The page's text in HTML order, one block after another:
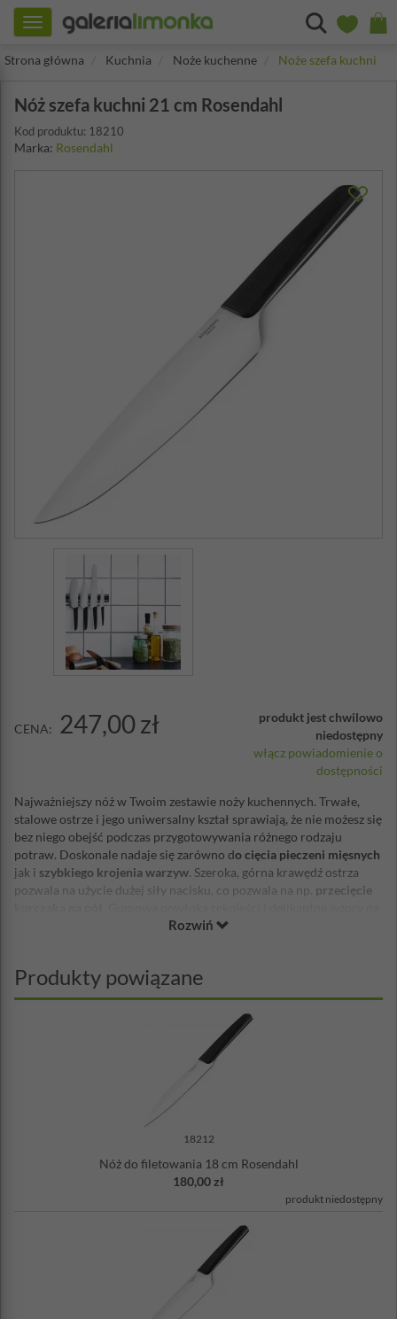
Toggle
navigation
Strona główna
Kuchnia Noże kuchenne Noże szefa kuchni
Nóż szefa kuchni 21 cm Rosendahl
Kod produktu: 18210
Marka: Rosendahl
CENA: 247,00 zł
produkt jest chwilowo
niedostępny
włącz powiadomienie o
dostępności
Najważniejszy nóż w Twoim zestawie noży kuchennych. Trwałe,
stalowe ostrze i jego uniwersalny kształ sprawiają, że nie możesz się
bez niego obejść podczas przygotowywania różnego rodzaju
potraw. Doskonale nadaje się zarówno do cięcia pieczeni mięsnych
jak i szybkiego krojenia warzyw. Szeroka, górna krawędź ostrza
pozwala na użycie dużej siły nacisku, co pozwala na np. przecięcie
jej powierzchni, zapewniają pewny i bezpieczny chwyt. Konstrukcja
szefa kuchni, w którym zastosowano doskonały gatunek stali
nierdzewnej, który musi być w każdej kuchni!
Materiał: stal nierdzewna, nylon, guma
Długość całkowita: 33,8 cm
Projekt: Thomas Sigsgaard
Nie można myć w zmywarce
Wymiary opakowania: 8,5 x 40,2 x 3,5 cm
Rozwiń
Produkty powiązane
18212
Nóż do filetowania 18 cm Rosendahl
180,00 zł
produkt niedostępny